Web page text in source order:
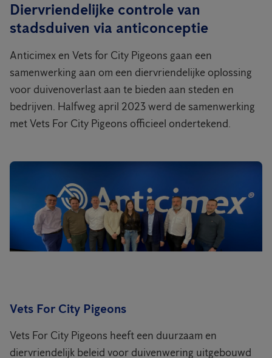
Diervriendelijke controle van
stadsduiven via anticonceptie
Anticimex en Vets for City Pigeons gaan een
samenwerking aan om een diervriendelijke oplossing
voor duivenoverlast aan te bieden aan steden en
bedrijven. Halfweg april 2023 werd de samenwerking
met Vets For City Pigeons officieel ondertekend.
Vets For City Pigeons
Vets For City Pigeons heeft een duurzaam en
diervriendelijk beleid voor duivenwering uitgebouwd